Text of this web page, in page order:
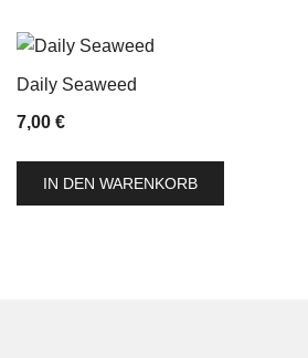
Daily Seaweed
7,00 €
IN DEN WARENKORB